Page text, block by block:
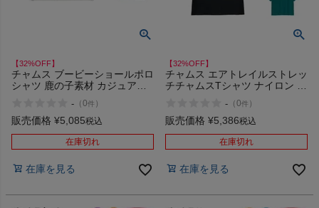
【32%OFF】
チャムス ブービーショールポロ
シャツ 鹿の子素材 カジュアル
Shawl Polo Shirt アウトレット
セール
- （0件 ）
販売価格 ¥5,085税込
在庫切れ
在庫を見る
【32%OFF】
チャムス エアトレイルストレッ
チチャムスTシャツ ナイロン カ
レッチ CHUMS Airtrail Stretch
T-Shirt アウトレット セール
- （0件 ）
販売価格 ¥5,386税込
在庫切れ
在庫を見る